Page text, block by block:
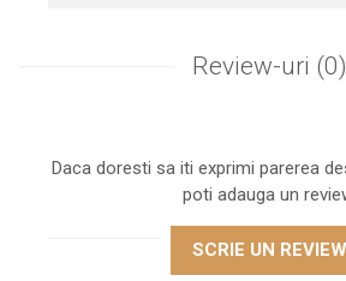
Review-uri (0)
Daca doresti sa iti exprimi parerea
poti adauga un
SCRIE UN REVIEW